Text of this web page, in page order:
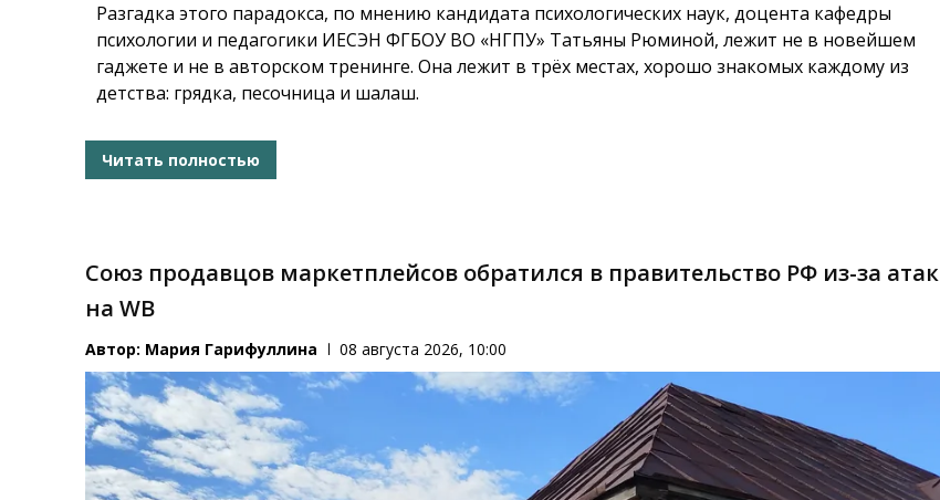
Разгадка этого парадокса, по мнению кандидата психологических наук, доцента кафедры
психологии и педагогики ИЕСЭН ФГБОУ ВО «НГПУ» Татьяны Рюминой, лежит не в новейшем
гаджете и не в авторском тренинге. Она лежит в трёх местах, хорошо знакомых каждому из
детства: грядка, песочница и шалаш.
Читать полностью
Союз продавцов маркетплейсов обратился в правительство РФ из-за атак
на WB
Автор: Мария Гарифуллина 08 августа 2026, 10:00